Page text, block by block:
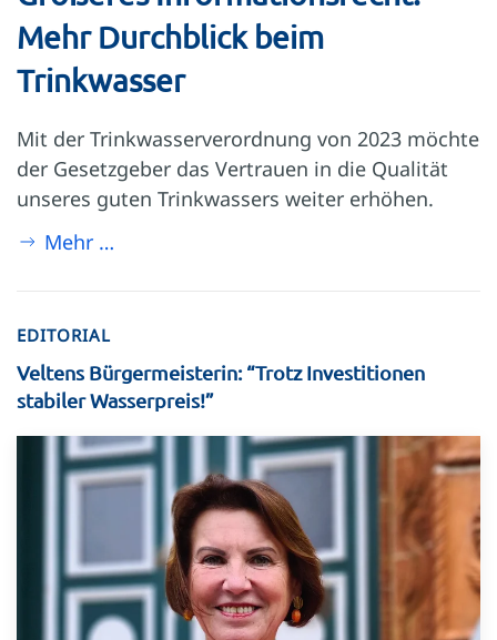
Mehr Durchblick beim
Trinkwasser
Mit der Trinkwasserverordnung von 2023 möchte
der Gesetzgeber das Vertrauen in die Qualität
unseres guten Trinkwassers weiter erhöhen.
Mehr …
EDITORIAL
Veltens Bürgermeisterin: “Trotz Investitionen
stabiler Wasserpreis!”